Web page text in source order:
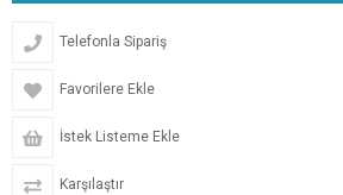
Telefonla Sipariş
Favorilere Ekle
İstek Listeme Ekle
Karşılaştır